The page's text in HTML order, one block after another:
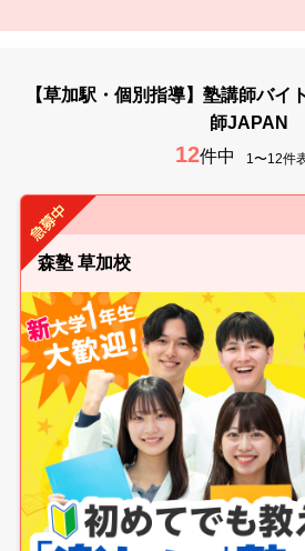
【草加駅・個別指導】塾講師バイ
師JAPAN
12件中 1〜12件
森塾 草加校